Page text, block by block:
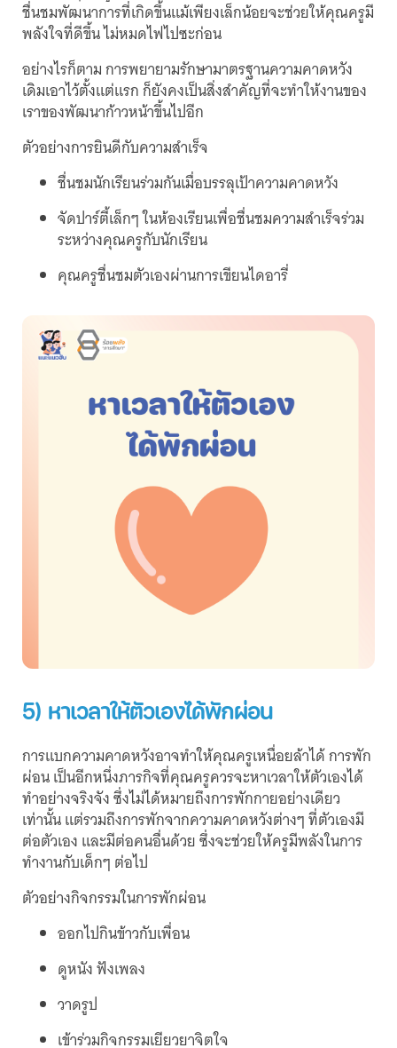
ชื่นชมพัฒนาการที่เกิดขึ้นแม้เพียงเล็กน้อยจะช่วยให้คุณครูมี
พลังใจที่ดีขึ้น ไม่หมดไฟไปซะก่อน
อย่างไรก็ตาม การพยายามรักษามาตรฐานความคาดหวัง
เดิมเอาไว้ตั้งแต่แรก ก็ยังคงเป็นสิ่งสำคัญที่จะทำให้งานของ
เราของพัฒนาก้าวหน้าขึ้นไปอีก
ตัวอย่างการยินดีกับความสำเร็จ
ชื่นชมนักเรียนร่วมกันเมื่อบรรลุเป้าความคาดหวัง
จัดปาร์ตี้เล็กๆ ในห้องเรียนเพื่อชื่นชมความสำเร็จร่วม
ระหว่างคุณครูกับนักเรียน
คุณครูชื่นชมตัวเองผ่านการเขียนไดอารี่
5) หาเวลาให้ตัวเองได้พักผ่อน
การแบกความคาดหวังอาจทำให้คุณครูเหนื่อยล้าได้ การพัก
ผ่อน เป็นอีกหนึ่งภารกิจที่คุณครูควรจะหาเวลาให้ตัวเองได้
ทำอย่างจริงจัง ซึ่งไม่ได้หมายถึงการพักกายอย่างเดียว
เท่านั้น แต่รวมถึงการพักจากความคาดหวังต่างๆ ที่ตัวเองมี
ต่อตัวเอง และมีต่อคนอื่นด้วย ซึ่งจะช่วยให้ครูมีพลังในการ
ทำงานกับเด็กๆ ต่อไป
ตัวอย่างกิจกรรมในการพักผ่อน
ออกไปกินข้าวกับเพื่อน
ดูหนัง ฟังเพลง
วาดรูป
เข้าร่วมกิจกรรมเยียวยาจิตใจ